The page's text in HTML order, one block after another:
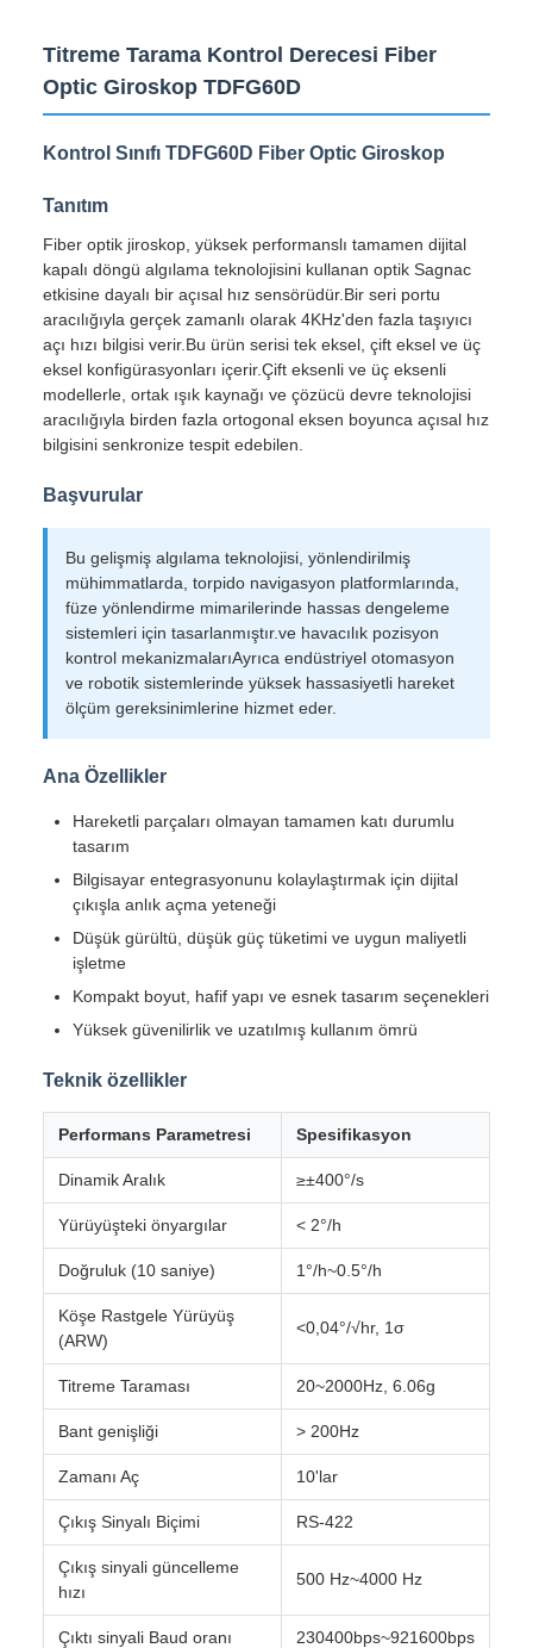
Titreme Tarama Kontrol Derecesi Fiber
Optic Giroskop TDFG60D
Kontrol Sınıfı TDFG60D Fiber Optic Giroskop
Tanıtım
Fiber optik jiroskop, yüksek performanslı tamamen dijital
kapalı döngü algılama teknolojisini kullanan optik Sagnac
etkisine dayalı bir açısal hız sensörüdür.Bir seri portu
aracılığıyla gerçek zamanlı olarak 4KHz'den fazla taşıyıcı
açı hızı bilgisi verir.Bu ürün serisi tek eksel, çift eksel ve üç
eksel konfigürasyonları içerir.Çift eksenli ve üç eksenli
modellerle, ortak ışık kaynağı ve çözücü devre teknolojisi
aracılığıyla birden fazla ortogonal eksen boyunca açısal hız
bilgisini senkronize tespit edebilen.
Başvurular
Bu gelişmiş algılama teknolojisi, yönlendirilmiş
mühimmatlarda, torpido navigasyon platformlarında,
füze yönlendirme mimarilerinde hassas dengeleme
sistemleri için tasarlanmıştır.ve havacılık pozisyon
kontrol mekanizmalarıAyrıca endüstriyel otomasyon
ve robotik sistemlerinde yüksek hassasiyetli hareket
ölçüm gereksinimlerine hizmet eder.
Ana Özellikler
Hareketli parçaları olmayan tamamen katı durumlu
tasarım
Bilgisayar entegrasyonunu kolaylaştırmak için dijital
çıkışla anlık açma yeteneği
Düşük gürültü, düşük güç tüketimi ve uygun maliyetli
işletme
Kompakt boyut, hafif yapı ve esnek tasarım seçenekleri
Yüksek güvenilirlik ve uzatılmış kullanım ömrü
Teknik özellikler
Performans Parametresi Spesifikasyon
Dinamik Aralık ≥±400°/s
Yürüyüşteki önyargılar < 2°/h
Doğruluk (10 saniye) 1°/h~0.5°/h
Köşe Rastgele Yürüyüş
(ARW)
<0,04°/√hr, 1σ
Titreme Taraması 20~2000Hz, 6.06g
Bant genişliği > 200Hz
Zamanı Aç 10'lar
Çıkış Sinyalı Biçimi RS-422
Çıkış sinyali güncelleme
hızı
500 Hz~4000 Hz
Çıktı sinyali Baud oranı 230400bps~921600bps